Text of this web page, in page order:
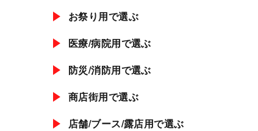
お祭り用で選ぶ
医療/病院用で選ぶ
防災/消防用で選ぶ
商店街用で選ぶ
店舗/ブース/露店用で選ぶ